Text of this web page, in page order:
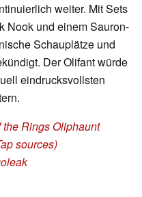
weiter. Mit Sets
Nook und einem Sauron-
Schauplätze und
Der Olifant würde
eindrucksvollsten
Rings Oliphaunt
sources)